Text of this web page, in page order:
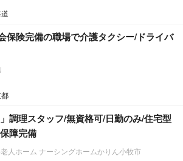
保険完備の職場で介護タクシー/ドライバ
」調理スタッフ/無資格可/日勤のみ/住宅型
障完備
人ホーム ナーシングホームかりん小牧市